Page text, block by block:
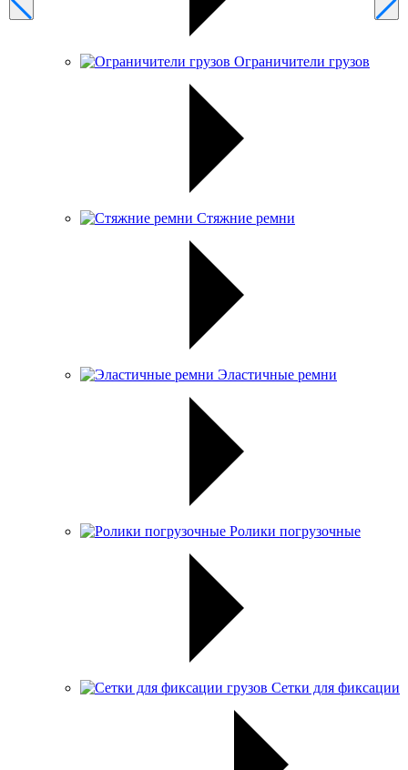
Ограничители грузов
Стяжние ремни
Эластичные ремни
Ролики погрузочные
Сетки для фиксации